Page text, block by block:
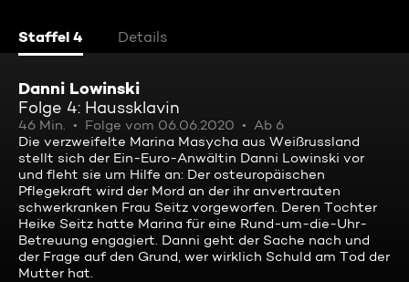
Staffel 4 Details
Danni Lowinski
Folge 4: Haussklavin
46 Min. Folge vom 06.06.2020
Ab 6
Die verzweifelte Marina Masycha aus Weißrussland
stellt sich der Ein-Euro-Anwältin Danni Lowinski vor
und fleht sie um Hilfe an: Der osteuropäischen
Pflegekraft wird der Mord an der ihr anvertrauten
schwerkranken Frau Seitz vorgeworfen. Deren Tochter
Heike Seitz hatte Marina für eine Rund-um-die-Uhr-
Betreuung engagiert. Danni geht der Sache nach und
der Frage auf den Grund, wer wirklich Schuld am Tod der
Mutter hat.